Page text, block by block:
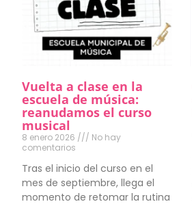
Vuelta a clase en la
escuela de música:
reanudamos el curso
musical
8 enero 2026
No hay
comentarios
Tras el inicio del curso en el
mes de septiembre, llega el
momento de retomar la rutina